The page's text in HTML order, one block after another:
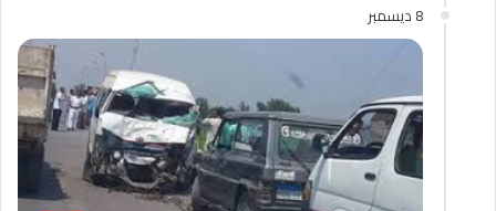
8 ديسمبر